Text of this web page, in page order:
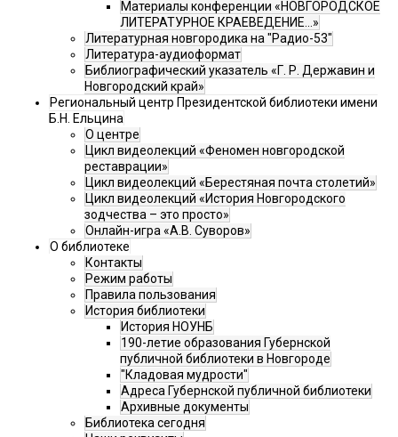
Материалы конференции «НОВГОРОДСКОЕ
ЛИТЕРАТУРНОЕ КРАЕВЕДЕНИЕ...»
Литературная новгородика на "Радио-53"
Литература-аудиоформат
Библиографический указатель «Г. Р. Державин и
Новгородский край»
Региональный центр Президентской библиотеки имени
Б.Н. Ельцина
О центре
Цикл видеолекций «Феномен новгородской
реставрации»
Цикл видеолекций «Берестяная почта столетий»
Цикл видеолекций «История Новгородского
зодчества – это просто»
Онлайн-игра «А.В. Суворов»
О библиотеке
Контакты
Режим работы
Правила пользования
История библиотеки
История НОУНБ
190-летие образования Губернской
публичной библиотеки в Новгороде
"Кладовая мудрости"
Адреса Губернской публичной библиотеки
Архивные документы
Библиотека сегодня